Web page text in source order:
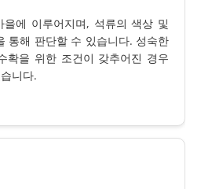
에 이루어지며, 석류의 색상 및
통해 판단할 수 있습니다. 성숙한
확을 위한 조건이 갖추어진 경우
니다.